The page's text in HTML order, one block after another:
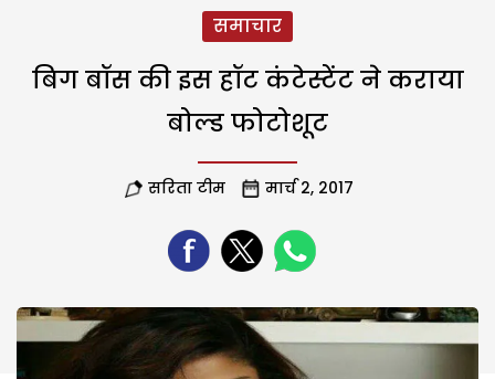
समाचार
बिग बॉस की इस हॉट कंटेस्टेंट ने कराया
बोल्ड फोटोशूट
सरिता टीम मार्च 2, 2017